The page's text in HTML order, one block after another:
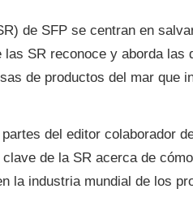
de SFP se centran en
SR reconoce y aborda las
de productos del mar que
del editor colaborador
de la SR acerca de
la industria mundial de los